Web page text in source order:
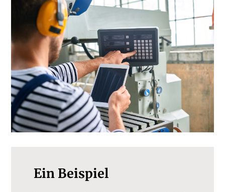
Ein Beispiel